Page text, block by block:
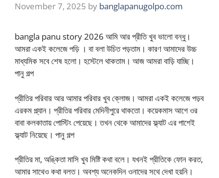
November 7, 2025 by banglapanugolpo.com
bangla panu story 2026 আমি আর প্রীতি খুব ভালো বন্ধু।
আমরা একই কলেজে পড়ি । বা বলা উচিত পড়তাম। কারণ আমাদের উচ্চ
মাধ্যমিক সবে শেষ হলো। হস্টেলে থাকতাম। আজ আমরা বাড়ি যাচ্ছি।
পানু গল্প
প্রীতির পরিবার আর আমার পরিবার খুব ক্লোজ। আমরা একই কলেজে পড়ব
এরকম প্ল্যান। প্রীতির পরিবার মেদিনীপুরে থাকতো। কয়েকমাস আগে ওর
বাবা কলকাতায় পোস্টিং পেয়েছে। তখন থেকে আমাদের ফ্ল্যাট এর পাশেই
ফ্ল্যাট নিয়েছে। পানু গল্প
প্রীতির মা, অঙ্কিতা মাসি খুব মিষ্টি কথা বলে। যখনই প্রীতিকে ফোন করত,
আমার সাথেও কথা বলত। অবশ্য অনেকদিন ওনাদের সথে দেখা হয়নি।